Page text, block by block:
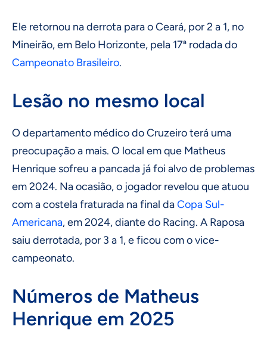
Ele retornou na derrota para o Ceará, por 2 a 1, no
Mineirão, em Belo Horizonte, pela 17ª rodada do
Campeonato Brasileiro.
Lesão no mesmo local
O departamento médico do Cruzeiro terá uma
preocupação a mais. O local em que Matheus
Henrique sofreu a pancada já foi alvo de problemas
em 2024. Na ocasião, o jogador revelou que atuou
com a costela fraturada na final daCopa Sul-
Americana, em 2024, diante do Racing. A Raposa
saiu derrotada, por 3 a 1, e ficou com o vice-
campeonato.
Números de Matheus
Henrique em 2025